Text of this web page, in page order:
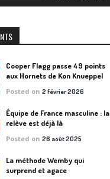
Cooper Flagg passe 49 points
aux Hornets de Kon Knueppel
Posted on2 février 2026
Équipe de France masculine : la
relève est déjà là
Posted on26 août 2025
La méthode Wemby qui
surprend et agace